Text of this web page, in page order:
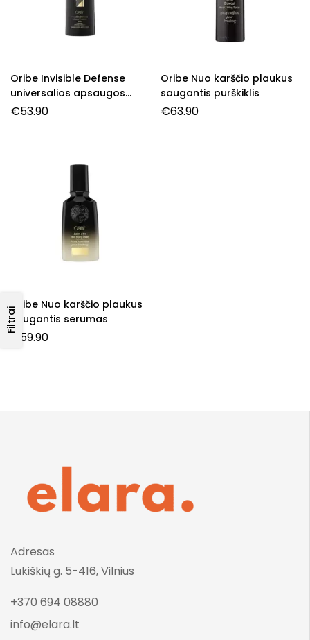
Filtrai
Oribe Invisible Defense
universalios apsaugos
purškalas
€53.90
Oribe Nuo karščio plaukus
saugantis purškiklis
€63.90
Oribe Nuo karščio plaukus
saugantis serumas
€ 59.90
Adresas
Lukiškių g. 5-416, Vilnius
+370 694 08880
info@elara.lt